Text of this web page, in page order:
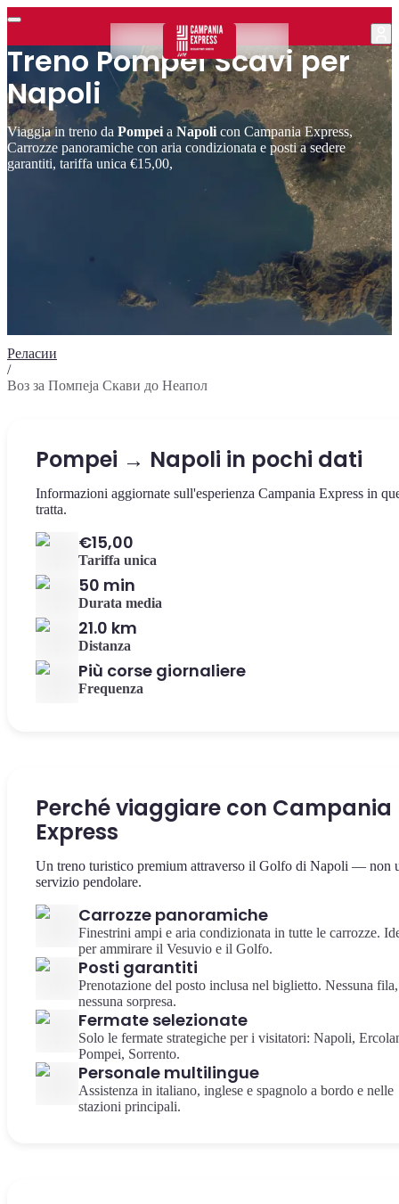
Treno Pompei Scavi per
Napoli
Viaggia in treno da Pompei a Napoli con Campania Express,
Carrozze panoramiche con aria condizionata e posti a sedere
garantiti, tariffa unica €15,00,
Реласии
/
Воз за Помпеја Скави до Неапол
Pompei → Napoli in pochi dati
Informazioni aggiornate sull'esperienza Campania Express in
tratta.
€15,00
Tariffa unica
50 min
Durata media
21.0 km
Distanza
Più corse giornaliere
Frequenza
Perché viaggiare con Campania
Express
Un treno turistico premium attraverso il Golfo di Napoli — non
servizio pendolare.
Carrozze panoramiche
Finestrini ampi e aria condizionata in tutte le carrozze.
per ammirare il Vesuvio e il Golfo.
Posti garantiti
Prenotazione del posto inclusa nel biglietto. Nessuna fila,
nessuna sorpresa.
Fermate selezionate
Solo le fermate strategiche per i visitatori: Napoli,
Pompei, Sorrento.
Personale multilingue
Assistenza in italiano, inglese e spagnolo a bordo e nelle
stazioni principali.